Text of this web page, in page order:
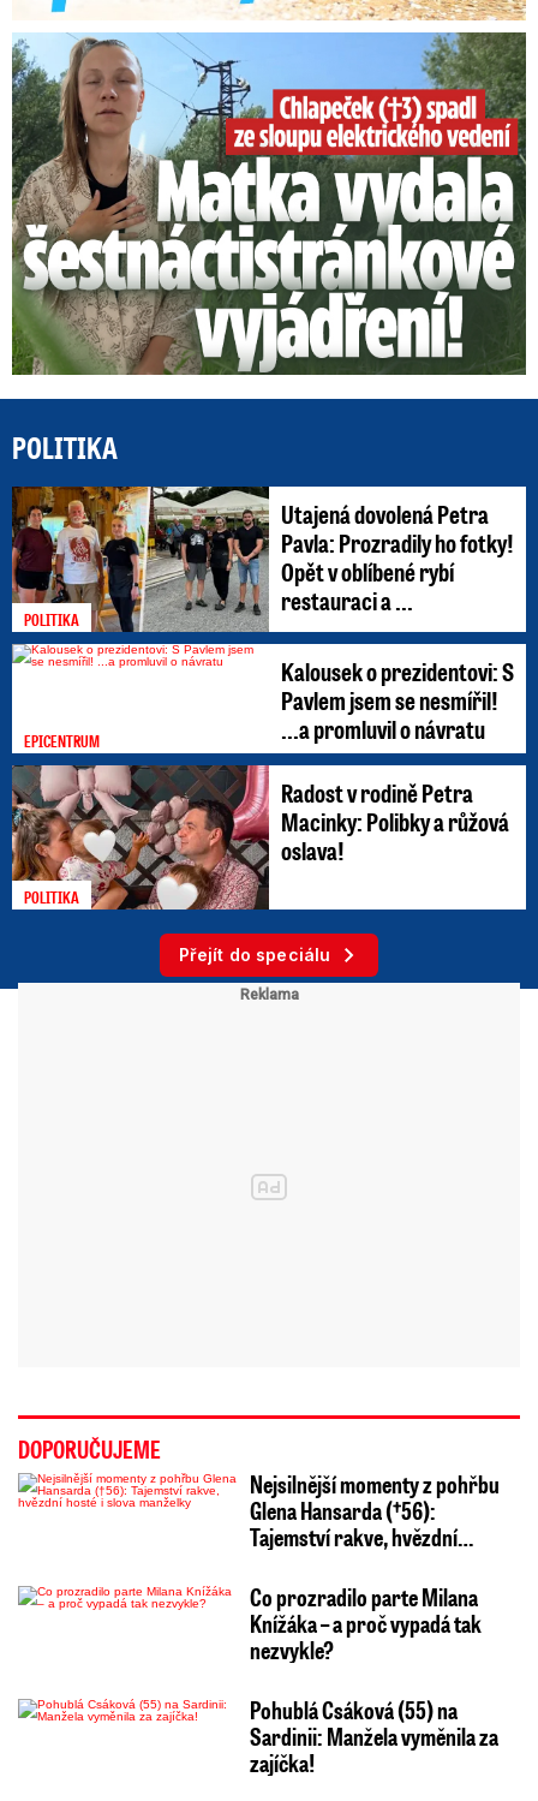
Smrtelný pád chlapce: Matka vydala vyjádření na 16 stran
POLITIKA
POLITIKA
Utajená dovolená Petra
Pavla: Prozradily ho fotky!
Opět v oblíbené rybí
restauraci a ...
EPICENTRUM
Kalousek o prezidentovi: S
Pavlem jsem se nesmířil!
...a promluvil o návratu
POLITIKA
Radost v rodině Petra
Macinky: Polibky a růžová
oslava!
Přejít do speciálu
DOPORUČUJEME
Nejsilnější momenty z pohřbu
Glena Hansarda (†56):
Tajemství rakve, hvězdní…
Co prozradilo parte Milana
Knížáka – a proč vypadá tak
nezvykle?
Pohublá Csáková (55) na
Sardinii: Manžela vyměnila za
zajíčka!